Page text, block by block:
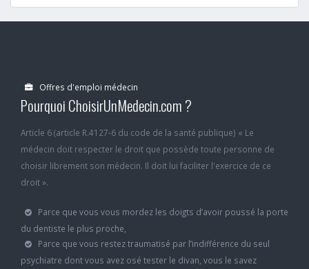
Offres d'emploi médecin
Pourquoi ChoisirUnMedecin.com ?
Article 6 (article R.4127-6 du code de la santé publique) « Le
médecin doit respecter le droit que possède toute personne de
choisir librement son médecin. Il doit lui faciliter l'exercice de ce
droit ».
Parce que vous vous mordez les doigts d’avoir poussé la porte
du dentiste le plus proche,
Parce que vous restez traumatisé par l’indifférence du seul
psychiatre dont vous avez osé tester le divan, vous le savez